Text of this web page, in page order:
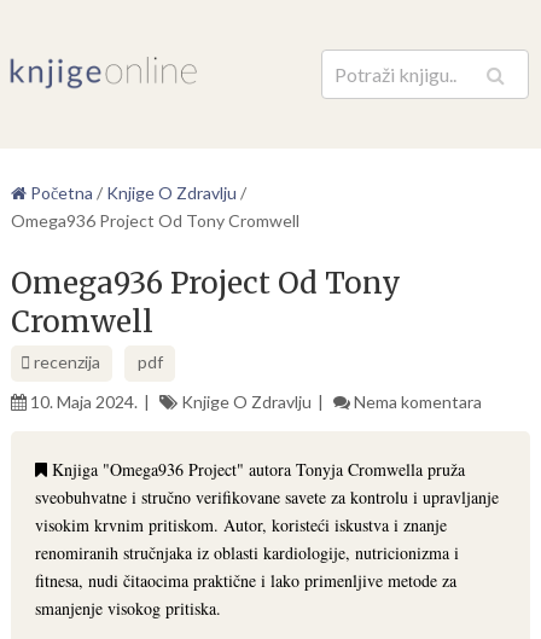
Pretraga
Početna / Knjige O Zdravlju /
Omega936 Project Od Tony Cromwell
Omega936 Project Od Tony
Cromwell
recenzija
pdf
10. Maja 2024.
Knjige O Zdravlju Nema komentara
Knjiga "Omega936 Project" autora Tonyja Cromwella pruža
sveobuhvatne i stručno verifikovane savete za kontrolu i upravljanje
visokim krvnim pritiskom. Autor, koristeći iskustva i znanje
renomiranih stručnjaka iz oblasti kardiologije, nutricionizma i
fitnesa, nudi čitaocima praktične i lako primenljive metode za
smanjenje visokog pritiska.